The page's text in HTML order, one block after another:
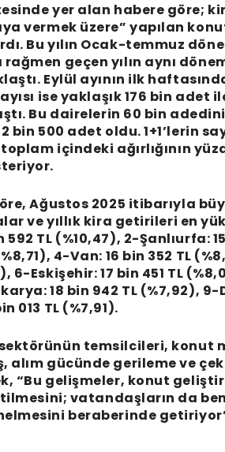
yer alan habere göre;
vermek üzere” yapılan
Bu yılın Ocak-temmuz
geçen yılın aynı
Eylül ayının ilk
ise yaklaşık 176 bin adet
Bu dairelerin 60 bin
bin 500 adet oldu. 1+1’lerin
içindeki ağırlığının
Ağustos 2025 itibarıyla
ve yıllık kira getirileri en
TL (%10,47), 2-Şanlıurfa:
4-Van: 16 bin 352 TL
6-Eskişehir: 17 bin 451 TL
18 bin 942 TL (%7,92), 9-
013 TL (%7,91).
temsilcileri, konut
alım gücünde gerileme ve
“Bu gelişmeler, konut
vatandaşların da
beraberinde